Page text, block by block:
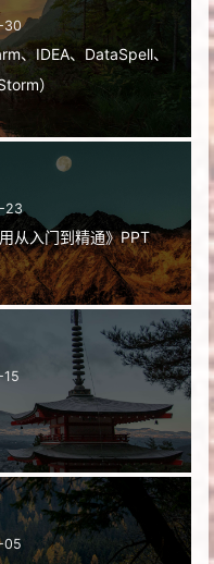
30
、IDEA、DataSpell、
）
23
从入门到精通》PPT